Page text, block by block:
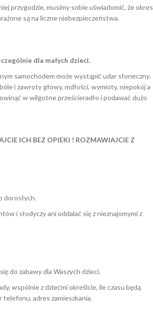
przygodzie, musimy sobie uświadomić, że okres
są na liczne niebezpieczeństwa.
dla małych dzieci.
samochodem może wystąpić udar słoneczny.
i zawroty głowy, mdłości, wymioty, niepokój a
w wilgotne prześcieradło i podawać dużo
ICH BEZ OPIEKI ! ROZMAWIAJCIE Z
dorosłych.
i słodyczy ani oddalać się z nieznajomymi z
do zabawy dla Waszych dzieci.
wspólnie z dziećmi określcie, ile czasu będą
adres zamieszkania.